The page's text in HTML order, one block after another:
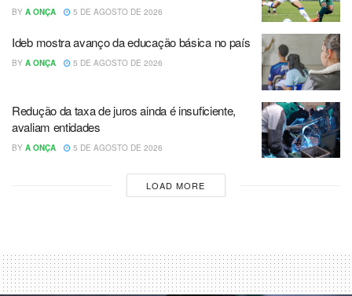
BY A ONÇA 5 DE AGOSTO DE 2026
Ideb mostra avanço da educação básica no país
BY A ONÇA 5 DE AGOSTO DE 2026
Redução da taxa de juros ainda é insuficiente,
avaliam entidades
BY A ONÇA 5 DE AGOSTO DE 2026
LOAD MORE